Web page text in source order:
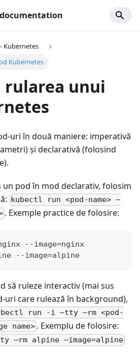
Kubernetes
Kubernetes
rularea unui
uri în două maniere: imperativă
și declarativă (folosind
un pod în mod declarativ, folosim
kubectl run <pod-name> –
. Exemple practice de folosire:
--image=nginx
--image=alpine
să ruleze interactiv (mai sus
uri care rulează în background),
run -i –tty –rm <pod-
name> . Exemplu de folosire:
–rm alpine –image=alpine